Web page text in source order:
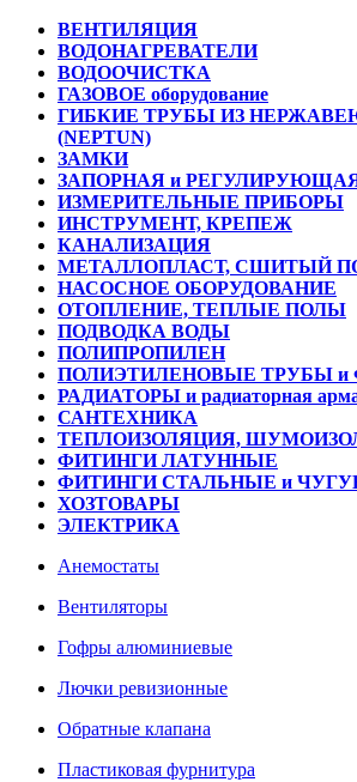
ВЕНТИЛЯЦИЯ
ВОДОНАГРЕВАТЕЛИ
ВОДООЧИСТКА
ГАЗОВОЕ оборудование
ГИБКИЕ ТРУБЫ ИЗ
(NEPTUN)
ЗАМКИ
ЗАПОРНАЯ и
ИЗМЕРИТЕЛЬНЫЕ ПРИБОРЫ
ИНСТРУМЕНТ, КРЕПЕЖ
КАНАЛИЗАЦИЯ
МЕТАЛЛОПЛАСТ, СШИТЫЙ
НАСОСНОЕ ОБОРУДОВАНИЕ
ОТОПЛЕНИЕ, ТЕПЛЫЕ ПОЛЫ
ПОДВОДКА ВОДЫ
ПОЛИПРОПИЛЕН
ПОЛИЭТИЛЕНОВЫЕ ТРУБЫ и
РАДИАТОРЫ и радиаторная
САНТЕХНИКА
ТЕПЛОИЗОЛЯЦИЯ,
ФИТИНГИ ЛАТУННЫЕ
ФИТИНГИ СТАЛЬНЫЕ и
ХОЗТОВАРЫ
ЭЛЕКТРИКА
Анемостаты
Вентиляторы
Гофры алюминиевые
Лючки ревизионные
Обратные клапана
Пластиковая фурнитура